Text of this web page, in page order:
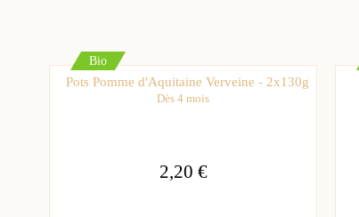
Bio
Pots Pomme d'Aquitaine Verveine - 2x130g
Dès 4 mois
2,20 €